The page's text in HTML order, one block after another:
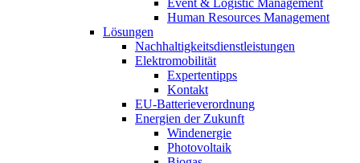
Human Resources Management
Lösungen
Nachhaltigkeitsdienstleistungen
Elektromobilität
Expertentipps
Kontakt
EU-Batterieverordnung
Energien der Zukunft
Windenergie
Photovoltaik